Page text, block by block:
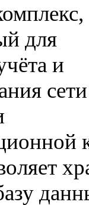
для
и